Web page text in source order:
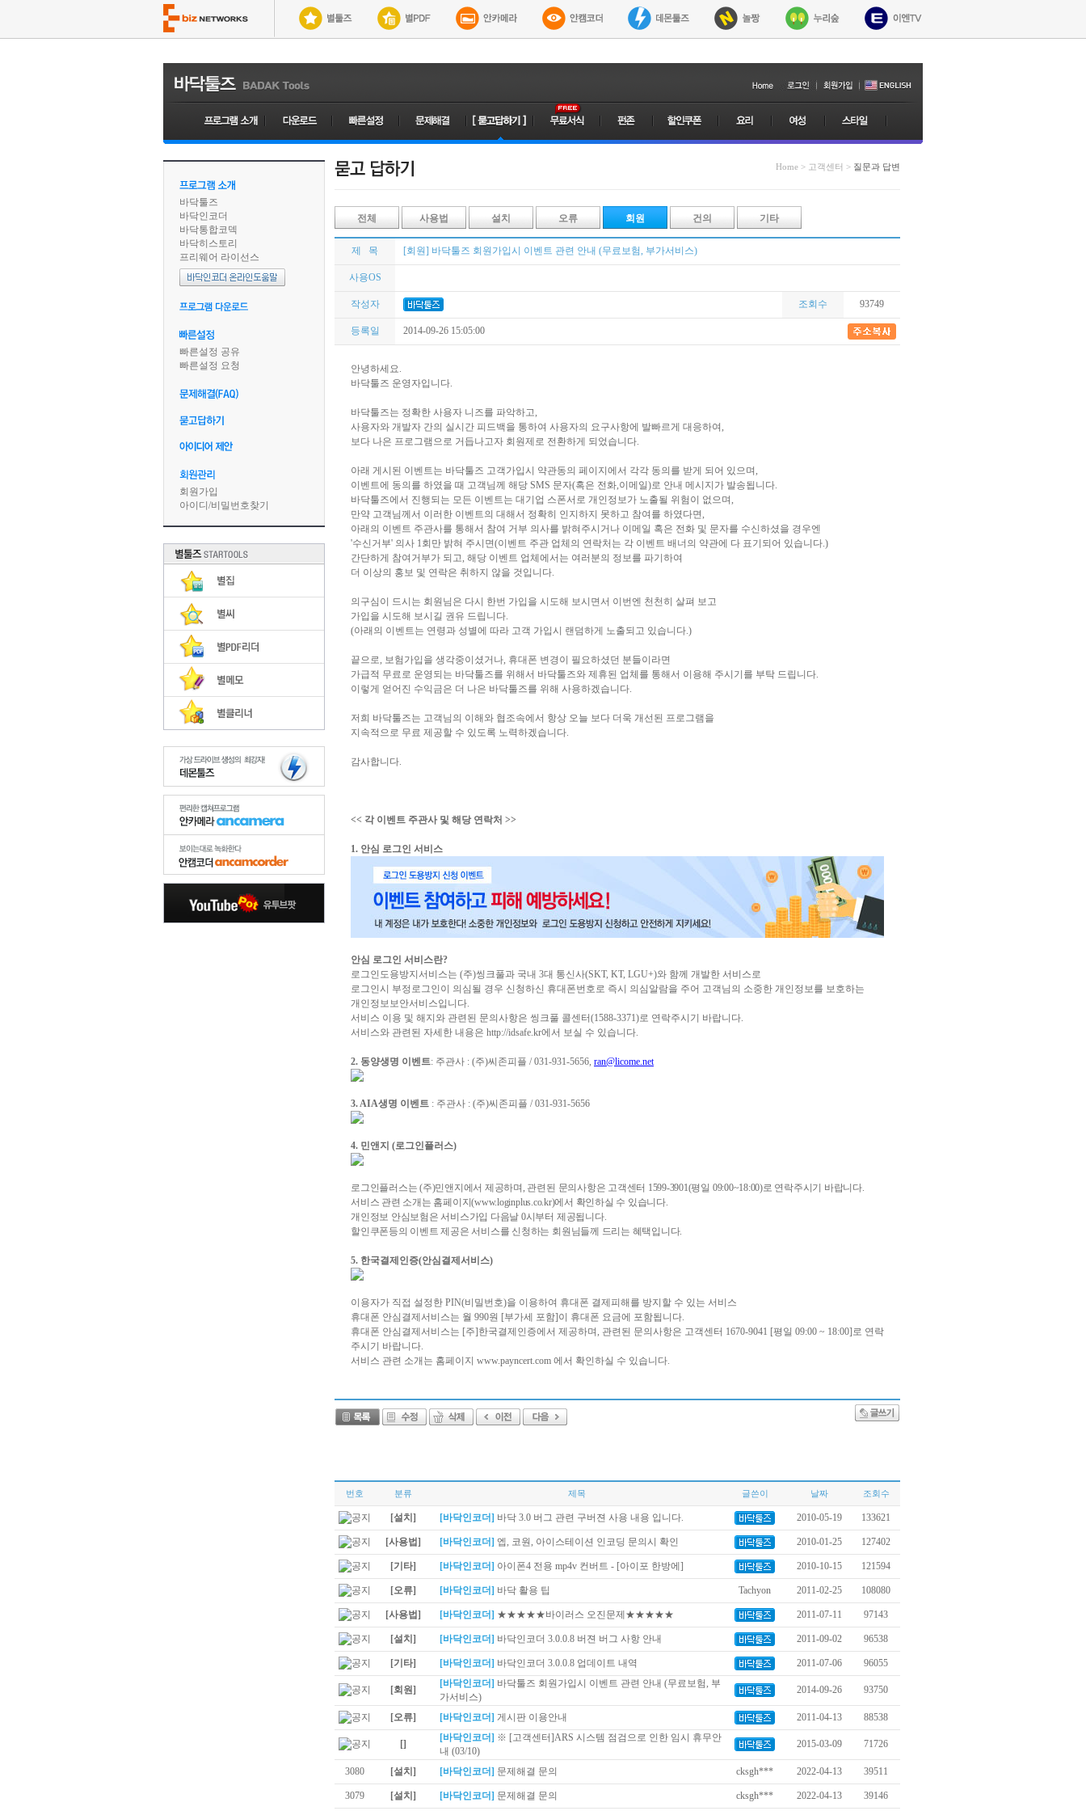
바닥툴즈
바닥인코더
바닥통합코덱
바닥히스토리
프리웨어 라이선스
빠른설정 공유
빠른설정 요청
회원가입
아이디 /비밀번호찾기
Home > 고객센터 > 질문과 답변
전체 사용법 설치 오류 회원 건의 기타
제 목 [회원] 바닥툴즈 회원가입시 이벤트 관련 안내 (무료보험, 부가서비스)
사용OS
작성자 조회수 93749
등록일 2014-09-26 15:05:00
안녕하세요.
바닥툴즈 운영자입니다.
바닥툴즈는 정확한 사용자 니즈를 파악하고,
사용자와 개발자 간의 실시간 피드백을 통하여 사용자의 요구사항에 발빠르게 대응하여,
보다 나은 프로그램으로 거듭나고자 회원제로 전환하게 되었습니다.
아래 게시된 이벤트는 바닥툴즈 고객가입시 약관동의 페이지에서 각각 동의를 받게 되어 있으며,
이벤트에 동의를 하였을 때 고객님께 해당 SMS 문자(혹은 전화,이메일)로 안내 메시지가 발송됩니다.
바닥툴즈에서 진행되는 모든 이벤트는 대기업 스폰서로 개인정보가 노출될 위험이 없으며,
만약 고객님께서 이러한 이벤트의 대해서 정확히 인지하지 못하고 참여를 하였다면,
아래의 이벤트 주관사를 통해서 참여 거부 의사를 밝혀주시거나 이메일 혹은 전화 및 문자를 수신하셨을 경우엔
'수신거부' 의사 1회만 밝혀 주시면(이벤트 주관 업체의 연락처는 각 이벤트 배너의 약관에 다 표기되어 있습니다.)
간단하게 참여거부가 되고, 해당 이벤트 업체에서는 여러분의 정보를 파기하여
더 이상의 홍보 및 연락은 취하지 않을 것입니다.
의구심이 드시는 회원님은 다시 한번 가입을 시도해 보시면서 이번엔 천천히 살펴 보고
가입을 시도해 보시길 권유 드립니다.
(아래의 이벤트는 연령과 성별에 따라 고객 가입시 랜덤하게 노출되고 있습니다.)
끝으로, 보험가입을 생각중이셨거나, 휴대폰 변경이 필요하셨던 분들이라면
가급적 무료로 운영되는 바닥툴즈를 위해서 바닥툴즈와 제휴된 업체를 통해서 이용해 주시기를 부탁 드립니다.
이렇게 얻어진 수익금은 더 나은 바닥툴즈를 위해 사용하겠습니다.
저희 바닥툴즈는 고객님의 이해와 협조속에서 항상 오늘 보다 더욱 개선된 프로그램을
지속적으로 무료 제공할 수 있도록 노력하겠습니다.
감사합니다.
<< 각 이벤트 주관사 및 해당 연락처 >>
1. 안심 로그인 서비스
안심 로그인 서비스란?
로그인도용방지서비스는 (주)씽크풀과 국내 3대 통신사(SKT, KT, LGU+)와 함께 개발한 서비스로
로그인시 부정로그인이 의심될 경우 신청하신 휴대폰번호로 즉시 의심알람을 주어 고객님의 소중한 개인정보를 보호하는
개인정보보안서비스입니다.
서비스 이용 및 해지와 관련된 문의사항은 씽크풀 콜센터(1588-3371)로 연락주시기 바랍니다.
서비스와 관련된 자세한 내용은 http://idsafe.kr에서 보실 수 있습니다.
2. 동양생명 이벤트: 주관사 : (주)씨존피플 / 031-931-5656, ran@licome.net
3. AIA생명 이벤트 : 주관사 : (주)씨존피플 / 031-931-5656
4. 민앤지 (로그인플러스)
로그인플러스는 (주)민앤지에서 제공하며, 관련된 문의사항은 고객센터 1599-3901(평일 09:00~18:00)로 연락주시기 바랍니다.
서비스 관련 소개는 홈페이지(www.loginplus.co.kr)에서 확인하실 수 있습니다.
개인정보 안심보험은 서비스가입 다음날 0시부터 제공됩니다.
할인쿠폰등의 이벤트 제공은 서비스를 신청하는 회원님들께 드리는 혜택입니다.
5. 한국결제인증(안심결제서비스)
이용자가 직접 설정한 PIN(비밀번호)을 이용하여 휴대폰 결제피해를 방지할 수 있는 서비스
휴대폰 안심결제서비스는 월 990원 [부가세 포함]이 휴대폰 요금에 포함됩니다.
휴대폰 안심결제서비스는 [주]한국결제인증에서 제공하며, 관련된 문의사항은 고객센터 1670-9041 [평일 09:00 ~ 18:00]로 연락
주시기 바랍니다.
서비스 관련 소개는 홈페이지 www.payncert.com 에서 확인하실 수 있습니다.
번호 분류 제목 글쓴이 날짜 조회수
[설치] [바닥인코더] 바닥 3.0 버그 관련 구버젼 사용 내용 입니다. 2010-05-19 133621
[사용법] [바닥인코더] 엡, 코원, 아이스테이션 인코딩 문의시 확인 2010-01-25 127402
[기타] [바닥인코더] 아이폰4 전용 mp4v 컨버트 - [아이포 한방에] 2010-10-15 121594
[오류] [바닥인코더] 바닥 활용 팁 Tachyon 2011-02-25 108080
[사용법] [바닥인코더] ★★★★★바이러스 오진문제★★★★★ 2011-07-11 97143
[설치] [바닥인코더] 바닥인코더 3.0.0.8 버젼 버그 사항 안내 2011-09-02 96538
[기타] [바닥인코더] 바닥인코더 3.0.0.8 업데이트 내역 2011-07-06 96055
[회원]
[바닥인코더] 바닥툴즈 회원가입시 이벤트 관련 안내 (무료보험, 부
가서비스)
2014-09-26 93750
[오류] [바닥인코더] 게시판 이용안내 2011-04-13 88538
[]
[바닥인코더] ※ [고객센터]ARS 시스템 점검으로 인한 임시 휴무안
내 (03/10)
2015-03-09 71726
3080 [설치] [바닥인코더] 문제해결 문의 cksgh*** 2022-04-13 39511
3079 [설치] [바닥인코더] 문제해결 문의 cksgh*** 2022-04-13 39146